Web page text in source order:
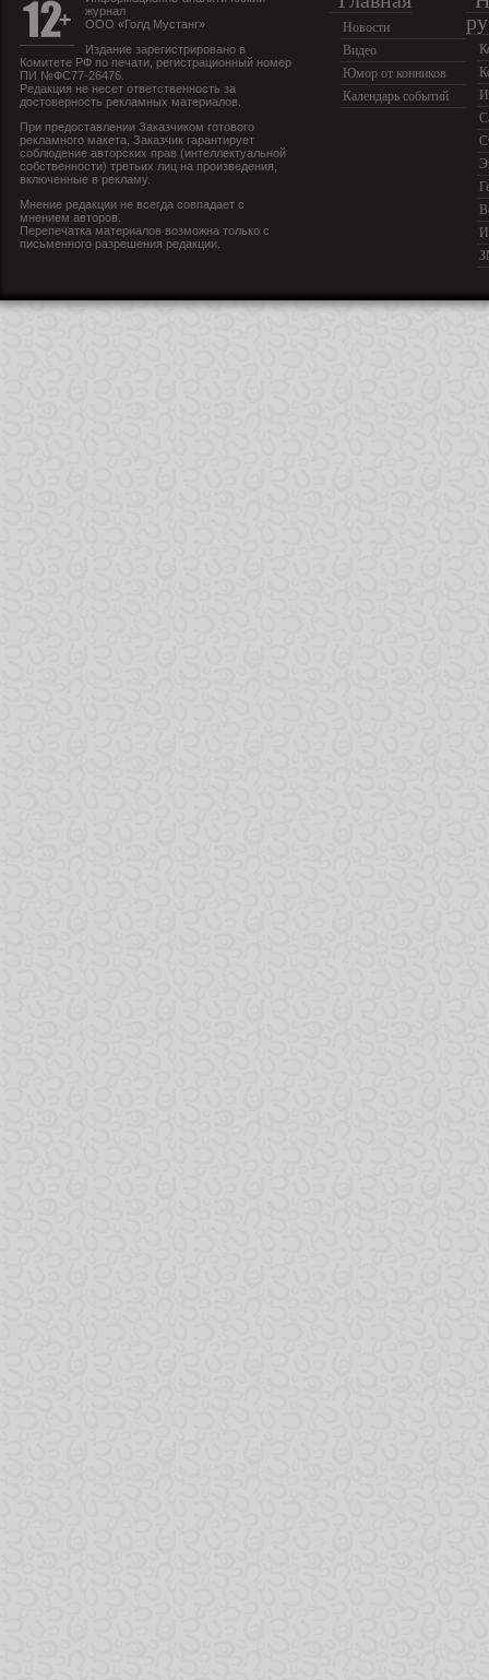
журнал
ООО «Голд Мустанг»
Издание зарегистрировано в
Комитете РФ по печати, регистрационный номер
ПИ №ФС77-26476.
Редакция не несет ответственность за
достоверность рекламных материалов.
При предоставлении Заказчиком готового
рекламного макета, Заказчик гарантирует
соблюдение авторских прав (интеллектуальной
собственности) третьих лиц на произведения,
включенные в рекламу.
Мнение редакции не всегда совпадает с
мнением авторов.
Перепечатка материалов возможна только с
письменного разрешения редакции.
Новости
Видео
Юмор от конников
Календарь событий